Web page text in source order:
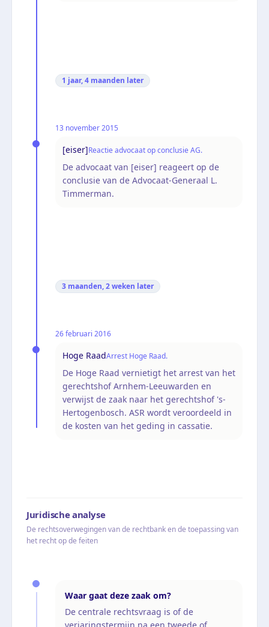
1 jaar, 4 maanden later
13 november 2015
[eiser]Reactie advocaat op conclusie AG.
De advocaat van [eiser] reageert op de
conclusie van de Advocaat-Generaal L.
Timmerman.
3 maanden, 2 weken later
26 februari 2016
Hoge RaadArrest Hoge Raad.
De Hoge Raad vernietigt het arrest van het
gerechtshof Arnhem-Leeuwarden en
verwijst de zaak naar het gerechtshof 's-
Hertogenbosch. ASR wordt veroordeeld in
de kosten van het geding in cassatie.
Juridische analyse
De rechtsoverwegingen van de rechtbank en de toepassing van
het recht op de feiten
Waar gaat deze zaak om?
De centrale rechtsvraag is of de
verjaringstermijn na een tweede of